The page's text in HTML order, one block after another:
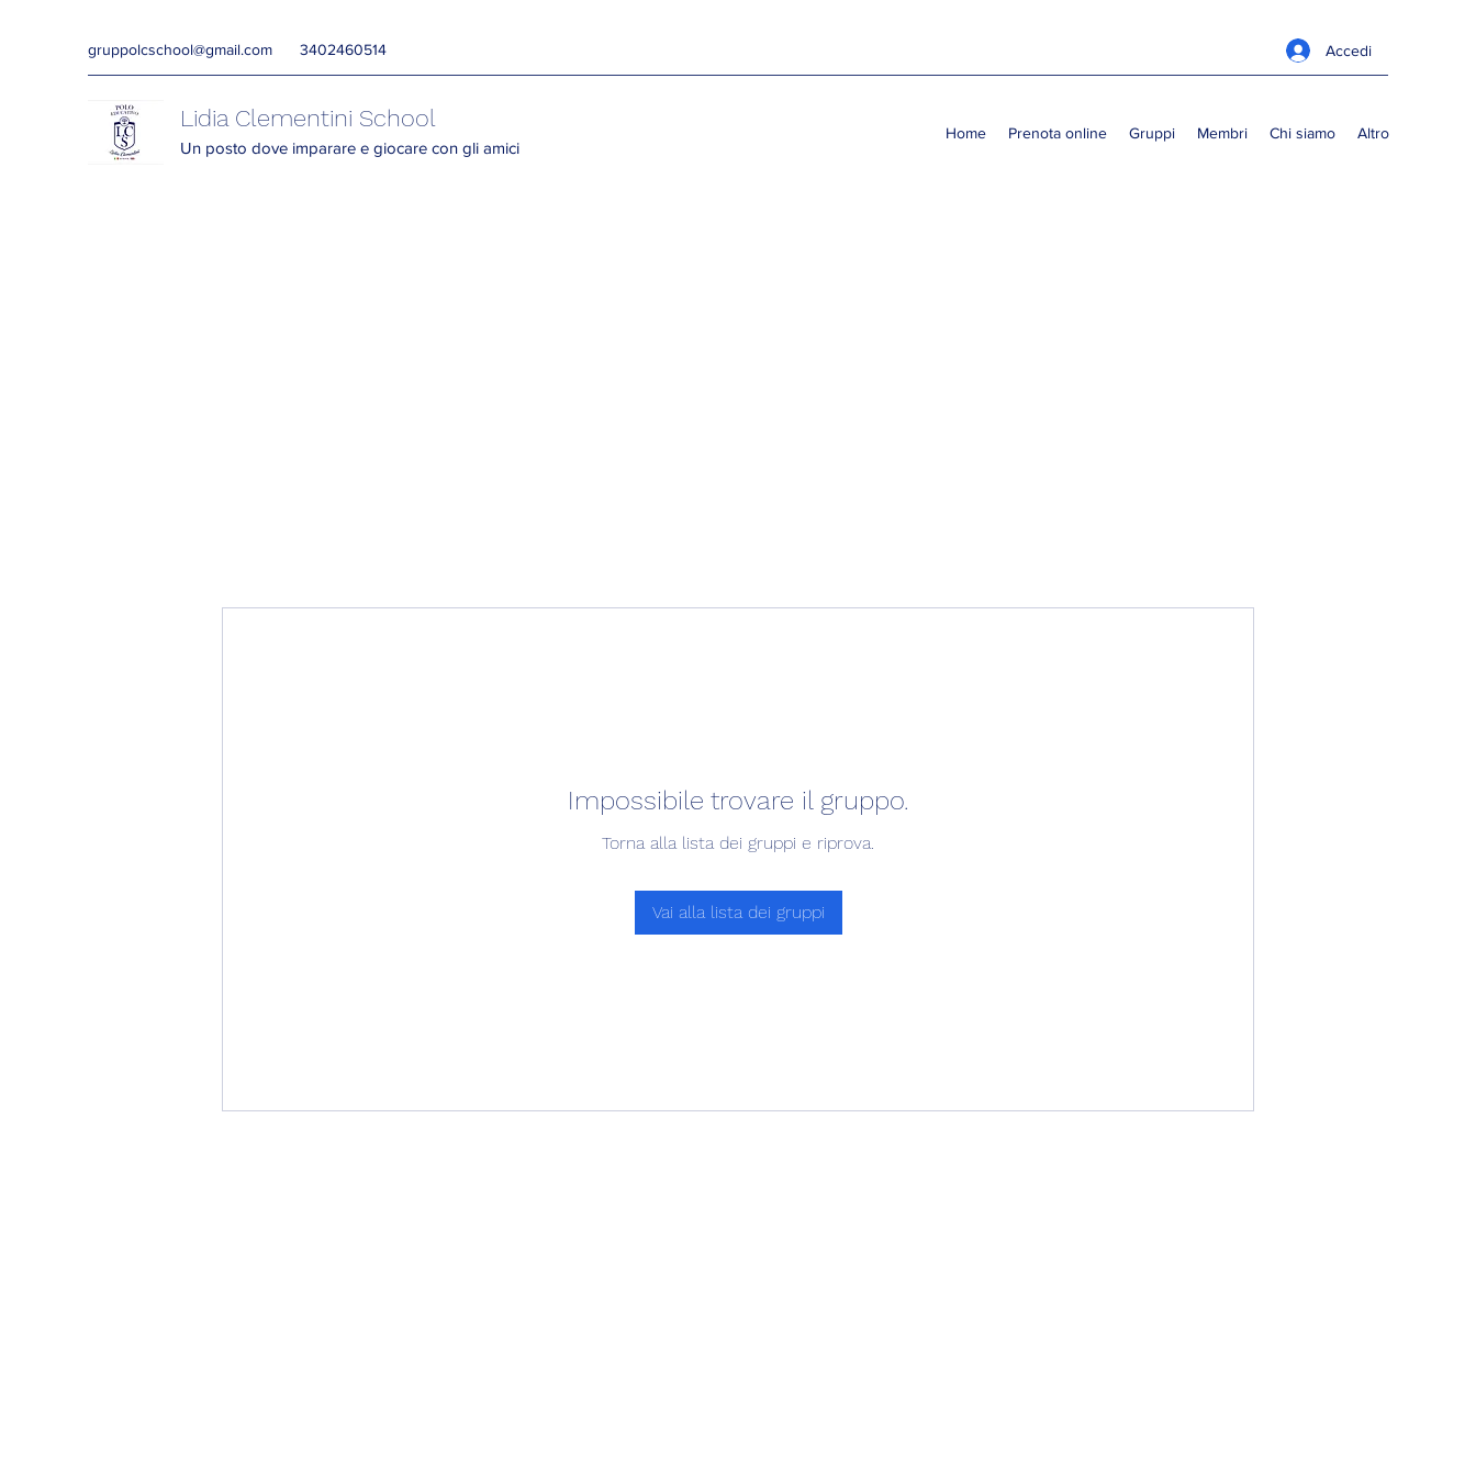
gruppolcschool@gmail.com 3402460514 Accedi
Lidia Clementini School
Un posto dove imparare e giocare con gli amici
Home Prenota online Gruppi Membri Chi siamo Altro
Impossibile trovare il gruppo.
Torna alla lista dei gruppi e riprova.
Vai alla lista dei gruppi